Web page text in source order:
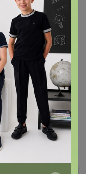
отдельно, если
взяли бы так же не
из 16.